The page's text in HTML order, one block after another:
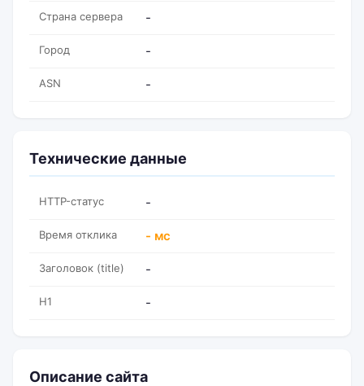
Страна сервера -
Город -
ASN -
Технические данные
HTTP-статус -
Время отклика - мс
Заголовок (title) -
H1 -
Описание сайта